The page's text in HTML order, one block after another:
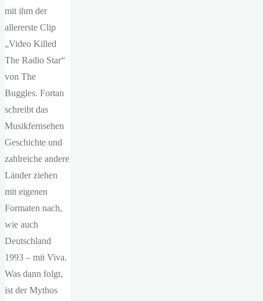
mit ihm der
allererste Clip
„Video Killed
The Radio Star“
von The
Buggles. Fortan
schreibt das
Musikfernsehen
Geschichte und
zahlreiche andere
Länder ziehen
mit eigenen
Formaten nach,
wie auch
Deutschland
1993 – mit Viva.
Was dann folgt,
ist der Mythos